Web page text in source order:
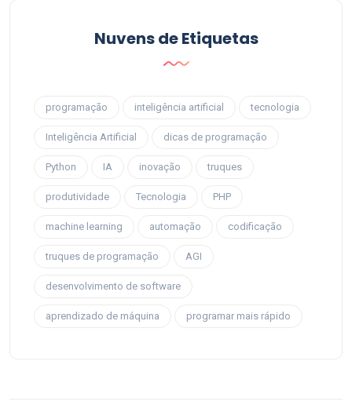
Nuvens de Etiquetas
programação inteligência artificial tecnologia
Inteligência Artificial dicas de programação
Python IA inovação truques
produtividade Tecnologia PHP
machine learning automação codificação
truques de programação AGI
desenvolvimento de software
aprendizado de máquina programar mais rápido